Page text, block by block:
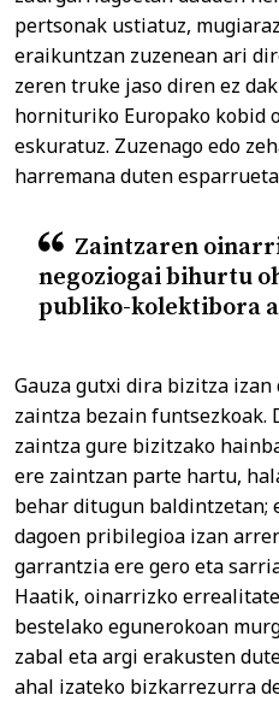
pertsonak ustiatuz,
eraikuntzan zuzenean ari
zeren truke jaso diren ez
hornituriko Europako kobid
eskuratuz. Zuzenago edo
harremana duten
Zaintzaren
negoziogai bihurtu
publiko-kolektibora
Gauza gutxi dira bizitza
zaintza bezain funtsezkoak.
zaintza gure bizitzako
ere zaintzan parte hartu,
behar ditugun baldintzetan;
dagoen pribilegioa izan
garrantzia ere gero eta
Haatik, oinarrizko
bestelako egunerokoan
zabal eta argi erakusten
ahal izateko bizkarrezurra